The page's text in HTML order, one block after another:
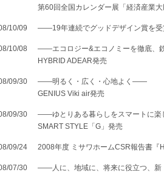
分譲マンション検索
住まいの売却
リフォーム営業所
ウエルネス事業
海外事業
第60回全国カレンダー展「経済産業
10/09 ――19年連続でグッドデザイン賞を
10/08
――エコロジー&エコノミーを徹底、
HYBRID ADEAR発売
09/30
――明るく・広く・心地よく――
GENIUS Viki air発売
09/30
――ゆとりある暮らしをスマートに
SMART STYLE「G」発売
09/24 2008年度 ミサワホームCSR報告書『
07/30
――人に、地域に、将来に役立つ、